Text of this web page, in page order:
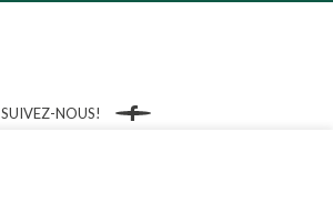
SUIVEZ-NOUS!
Facebook